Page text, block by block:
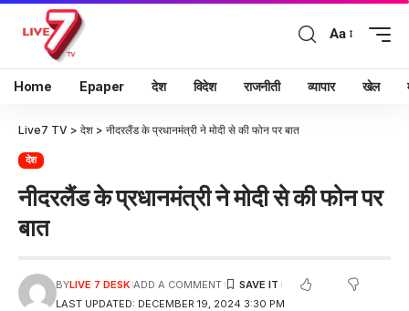
Aa
Home Epaper देश विदेश राजनीती व्यापार खेल
Live7 TV > देश > नीदरलैंड के प्रधानमंत्री ने मोदी से की फोन पर बात
देश
नीदरलैंड के प्रधानमंत्री ने मोदी से की फोन पर
बात
LAST UPDATED: DECEMBER 19, 2024 3:30 PM
BYLIVE 7 DESK ADD A COMMENT